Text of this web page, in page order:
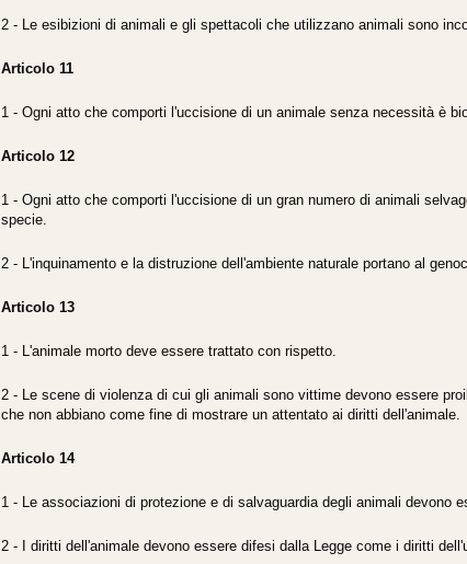
2 - Le esibizioni di animali e gli spettacoli che utilizzano animali sono
Articolo 11
1 - Ogni atto che comporti l'uccisione di un animale senza necessità è
Articolo 12
1 - Ogni atto che comporti l'uccisione di un gran numero di animali
specie.
2 - L'inquinamento e la distruzione dell'ambiente naturale portano al
Articolo 13
1 - L'animale morto deve essere trattato con rispetto.
2 - Le scene di violenza di cui gli animali sono vittime devono essere
che non abbiano come fine di mostrare un attentato ai diritti dell'animale.
Articolo 14
1 - Le associazioni di protezione e di salvaguardia degli animali devono
2 - I diritti dell'animale devono essere difesi dalla Legge come i diritti